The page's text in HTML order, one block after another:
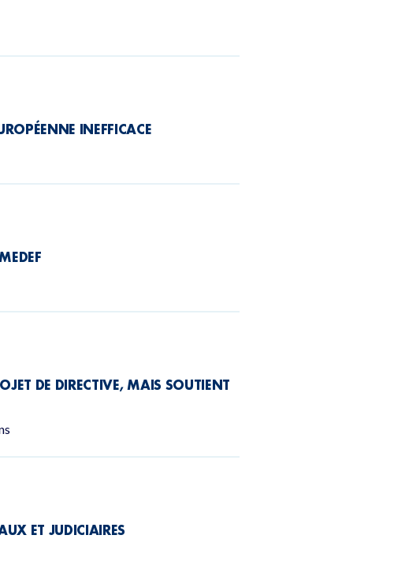
INEFFICACE
DE DIRECTIVE, MAIS SOUTIENT
ET JUDICIAIRES